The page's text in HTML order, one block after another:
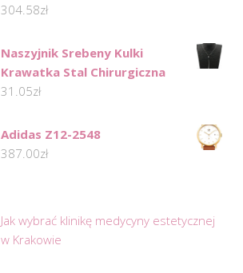
304.58zł
Naszyjnik Srebeny Kulki
Krawatka Stal Chirurgiczna
31.05zł
Adidas Z12-2548
387.00zł
Jak wybrać klinikę medycyny estetycznej
w Krakowie